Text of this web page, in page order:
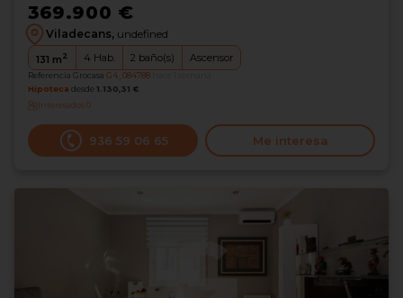
369.900 €
Viladecans, undefined
131 m2 4 Hab. 2 baño(s) Ascensor
Referencia Grocasa G4_084788
Hipoteca desde 1.130,31 €
Interesados0
936 59 06 65 Me interesa